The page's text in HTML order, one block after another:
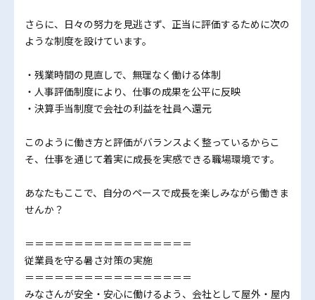
さらに、日々の努力を見逃さず、正当に評価するために次の
ような制度を設けています。
・残業時間の見直しで、無理なく働ける体制
・人事評価制度により、仕事の成果を公平に反映
・決算手当制度で会社の利益を社員へ還元
このように働き方と評価がバランスよく整っているからこ
そ、仕事を通じて着実に成長を実感できる職場環境です。
あなたもここで、自分のペースで成長を楽しみながら働きま
せんか？
＝＝＝＝＝＝＝＝＝＝＝＝＝＝＝＝＝
従業員を守る暑さ対策の実施
＝＝＝＝＝＝＝＝＝＝＝＝＝＝＝＝＝
みなさんが安全・安心に働けるよう、会社として屋外・屋内